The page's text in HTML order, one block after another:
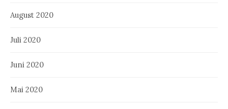
August 2020
Juli 2020
Juni 2020
Mai 2020